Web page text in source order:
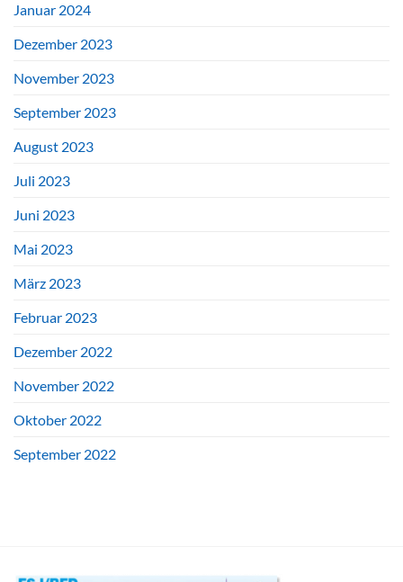
Januar 2024
Dezember 2023
November 2023
September 2023
August 2023
Juli 2023
Juni 2023
Mai 2023
März 2023
Februar 2023
Dezember 2022
November 2022
Oktober 2022
September 2022